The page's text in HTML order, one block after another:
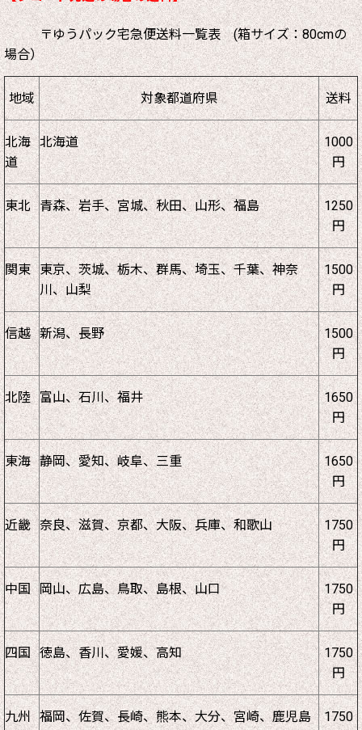
〒ゆうパック宅急便送料一覧表 (箱サイズ：80cmの
場合）
地域 対象都道府県 送料
北海
道
北海道
1000
円
東北 青森、岩手、宮城、秋田、山形、福島
1250
円
関東 東京、茨城、栃木、群馬、埼玉、千葉、神奈
川、山梨
1500
円
信越 新潟、長野
1500
円
北陸 富山、石川、福井
1650
円
東海 静岡、愛知、岐阜、三重
1650
円
近畿 奈良、滋賀、京都、大阪、兵庫、和歌山
1750
円
中国 岡山、広島、鳥取、島根、山口
1750
円
四国 徳島、香川、愛媛、高知
1750
円
九州 福岡、佐賀、長崎、熊本、大分、宮崎、鹿児島
1750